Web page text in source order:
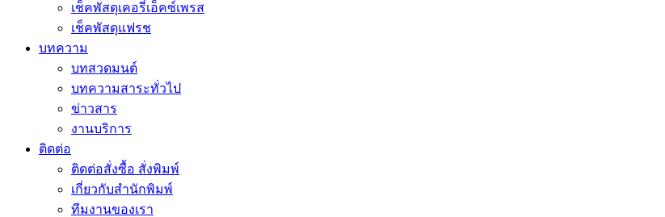
เช็คพัสดุเคอรี่เอ็คซ์เพรส
เช็คพัสดุแฟรช
บทความ
บทสวดมนต์
บทความสาระทั่วไป
ข่าวสาร
งานบริการ
ติดต่อ
ติดต่อสั่งซื้อ สั่งพิมพ์
เกี่ยวกับสำนักพิมพ์
ทีมงานของเรา